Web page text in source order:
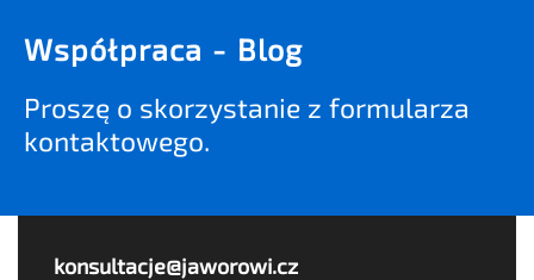
Współpraca - Blog
Proszę o skorzystanie z formularza
kontaktowego.
konsultacje@jaworowi.cz